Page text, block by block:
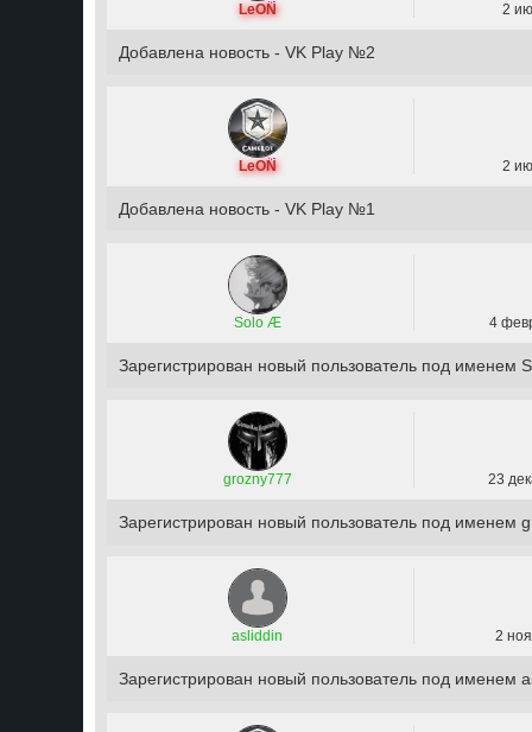
LeON 2
Добавлена новость - VK Play №2
LeON 2
Добавлена новость - VK Play №1
Solo Æ 4
Зарегистрирован новый пользователь под именем
grozny777 23
Зарегистрирован новый пользователь под именем
asliddin 2
Зарегистрирован новый пользователь под именем